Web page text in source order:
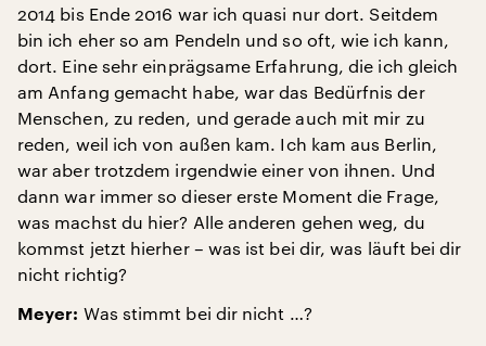
2014 bis Ende 2016 war ich quasi nur dort. Seitdem
bin ich eher so am Pendeln und so oft, wie ich kann,
dort. Eine sehr einprägsame Erfahrung, die ich gleich
am Anfang gemacht habe, war das Bedürfnis der
Menschen, zu reden, und gerade auch mit mir zu
reden, weil ich von außen kam. Ich kam aus Berlin,
war aber trotzdem irgendwie einer von ihnen. Und
dann war immer so dieser erste Moment die Frage,
was machst du hier? Alle anderen gehen weg, du
kommst jetzt hierher – was ist bei dir, was läuft bei dir
nicht richtig?
Meyer: Was stimmt bei dir nicht …?